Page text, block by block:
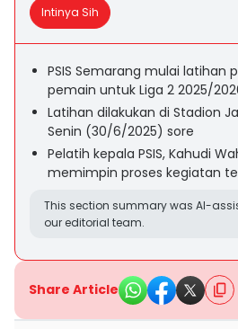
Intinya Sih
PSIS Semarang mulai latihan
pemain untuk Liga 2 2025/
Latihan dilakukan di Stadion
Senin (30/6/2025) sore
Pelatih kepala PSIS, Kahudi
memimpin proses kegiatan
This section summary was AI-
our editorial team.
Share Article